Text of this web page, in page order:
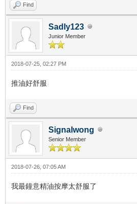
Find
Sadly123
Junior Member
2018-07-25, 02:27 PM
推油好舒服
Find
Signalwong
Senior Member
2018-07-26, 07:05 AM
我最鐘意精油按摩太舒服了